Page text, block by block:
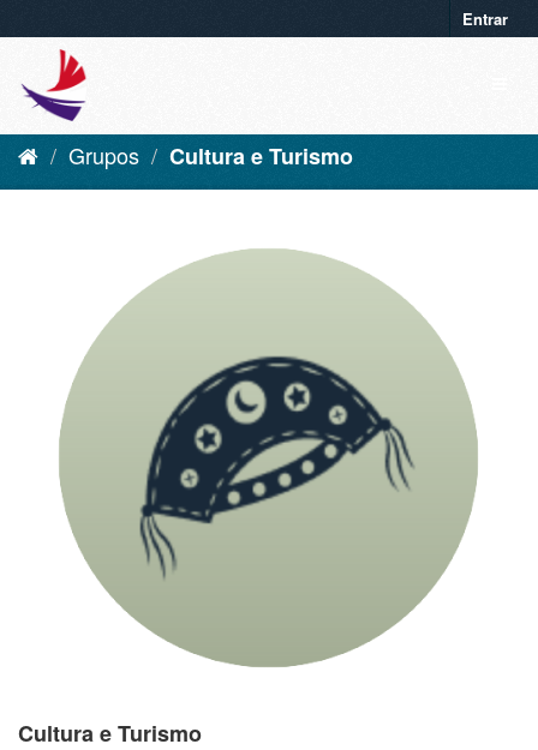
Entrar
Grupos Cultura e Turismo
Cultura e Turismo